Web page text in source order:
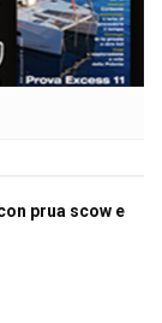
prua scow e